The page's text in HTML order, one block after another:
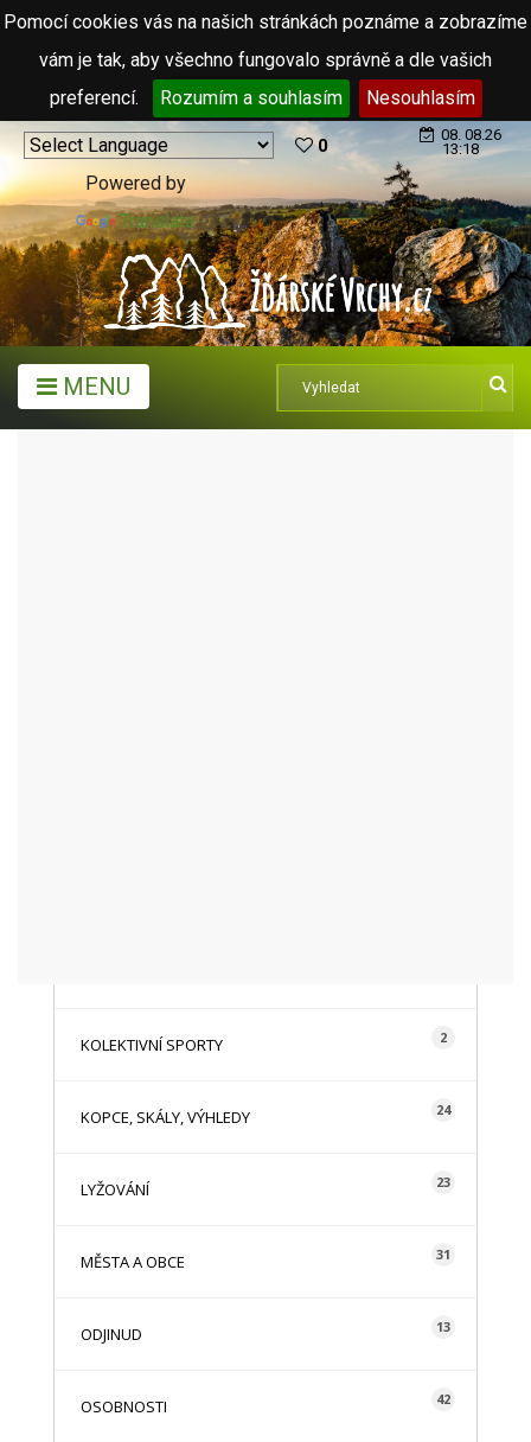
Pomocí cookies vás na našich stránkách poznáme a zobrazíme
vám je tak, aby všechno fungovalo správně a dle vašich
preferencí.
Rozumím a souhlasím Nesouhlasím
Powered by
Translate
0
08. 08.26
13:18
MENU
KOLEKTIVNÍ SPORTY 2
KOPCE, SKÁLY, VÝHLEDY 24
LYŽOVÁNÍ 23
MĚSTA A OBCE 31
ODJINUD 13
OSOBNOSTI 42